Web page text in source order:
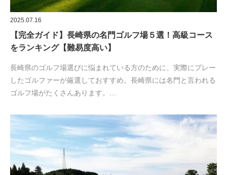
2025.07.16
【完全ガイド】長崎県の名門ゴルフ場５選！高級コース
をランキング【難易度高い】
長崎県のゴルフ場選びに悩まれている方のために、実際にプレー
したゴルファーが厳選しておすすめ。長崎県には名門と言われる
ゴルフ場がたくさんあります。…